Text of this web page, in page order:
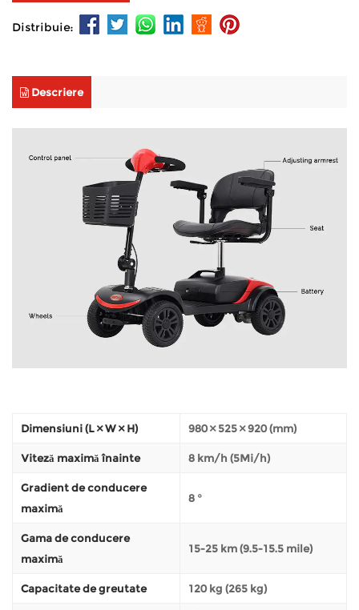
Distribuie:
Descriere
Dimensiuni (L × W × H) 980 × 525 × 920 (mm)
Viteză maximă înainte 8 km/h (5Mi/h)
Gradient de conducere
maximă
8 °
Gama de conducere
maximă
15-25 km (9.5-15.5 mile)
Capacitate de greutate 120 kg (265 kg)